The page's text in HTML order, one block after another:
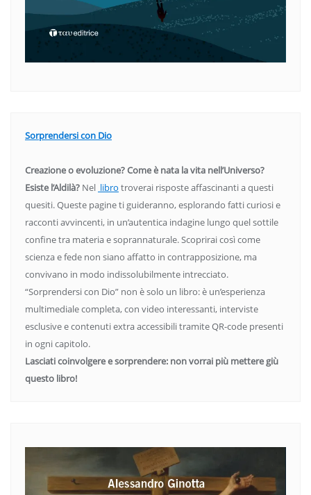
Sorprendersi con Dio
Creazione o evoluzione? Come è nata la vita nell’Universo?
Esiste l’Aldilà? Nel libro troverai risposte affascinanti a questi
quesiti. Queste pagine ti guideranno, esplorando fatti curiosi e
racconti avvincenti, in un’autentica indagine lungo quel sottile
confine tra materia e soprannaturale. Scoprirai così come
scienza e fede non siano affatto in contrapposizione, ma
convivano in modo indissolubilmente intrecciato.
“Sorprendersi con Dio” non è solo un libro: è un’esperienza
multimediale completa, con video interessanti, interviste
esclusive e contenuti extra accessibili tramite QR-code presenti
in ogni capitolo.
Lasciati coinvolgere e sorprendere: non vorrai più mettere giù
questo libro!